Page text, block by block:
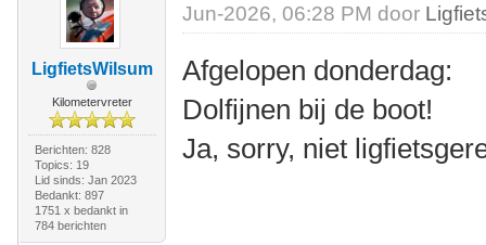
LigfietsWilsum
Kilometervreter
Berichten: 828
Topics: 19
Lid sinds: Jan 2023
Bedankt: 897
1751 x bedankt in
784 berichten
Jun-2026, 06:28 PM door
Afgelopen donderdag:
Dolfijnen bij de boot!
Ja, sorry, niet